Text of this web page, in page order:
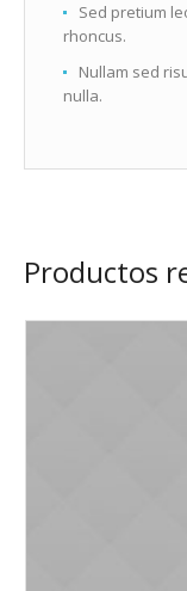
Sed pretium
rhoncus.
Nullam sed
nulla.
Productos